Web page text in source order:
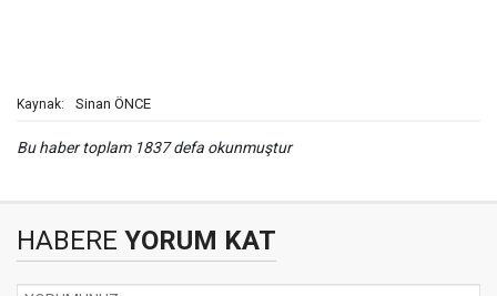
Kaynak: Sinan ÖNCE
Bu haber toplam 1837 defa okunmuştur
HABERE YORUM KAT